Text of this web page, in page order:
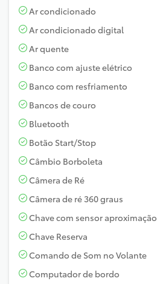
Ar condicionado
Ar condicionado digital
Ar quente
Banco com ajuste elétrico
Banco com resfriamento
Bancos de couro
Bluetooth
Botão Start/Stop
Câmbio Borboleta
Câmera de Ré
Câmera de ré 360 graus
Chave com sensor aproximação
Chave Reserva
Comando de Som no Volante
Computador de bordo